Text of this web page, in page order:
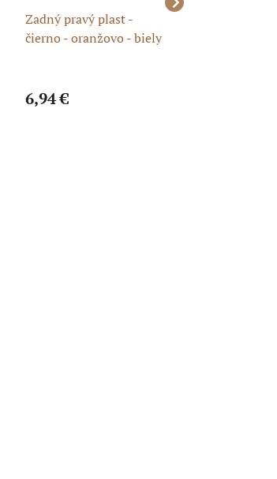
Zadný pravý plast -
čierno - oranžovo - biely
6,94 €